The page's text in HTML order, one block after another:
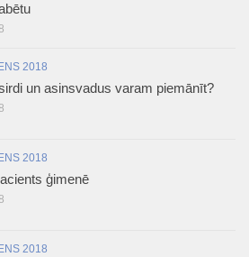
2018
un asinsvadus varam piemānīt?
2018
ģimenē
2018